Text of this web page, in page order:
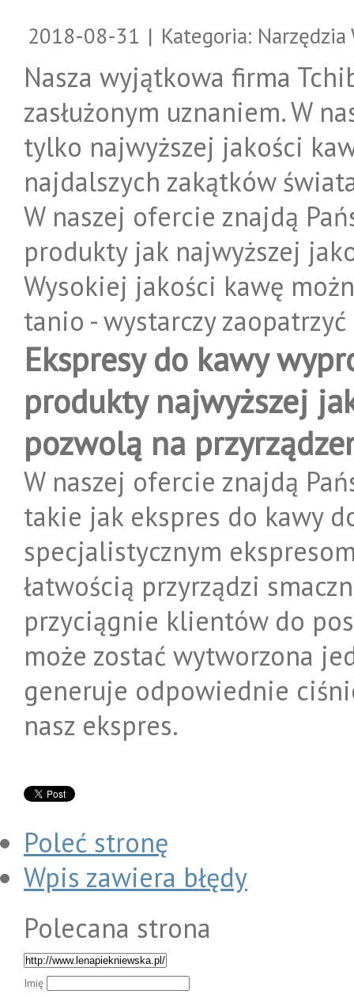
2018-08-31 | Kategoria:
Nasza wyjątkowa firma
zasłużonym uznaniem. W
tylko najwyższej jakości
najdalszych zakątków
W naszej ofercie znajdą
produkty jak najwyższej
Wysokiej jakości kawę
tanio - wystarczy
Ekspresy do kawy
produkty najwyższej
pozwolą na
W naszej ofercie znajdą
takie jak ekspres do kawy
specjalistycznym
łatwością przyrządzi
przyciągnie klientów do
może zostać wytworzona
generuje odpowiednie
nasz ekspres.
Poleć stronę
Wpis zawiera błędy
Polecana strona
Imię